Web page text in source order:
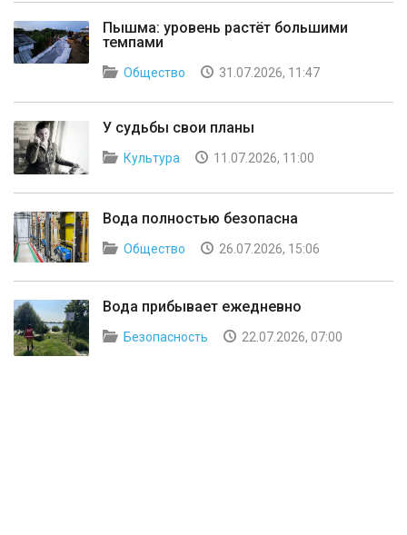
Пышма: уровень растёт большими
темпами
Общество 31.07.2026, 11:47
У судьбы свои планы
Культура 11.07.2026, 11:00
Вода полностью безопасна
Общество 26.07.2026, 15:06
Вода прибывает ежедневно
Безопасность 22.07.2026, 07:00